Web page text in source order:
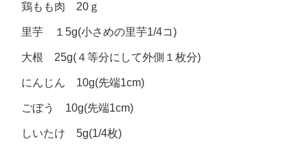
鶏もも肉 20ｇ
里芋 １5g(小さめの里芋1/4コ)
大根 25g(４等分にして外側１枚分)
にんじん 10g(先端1cm)
ごぼう 10g(先端1cm)
しいたけ 5g(1/4枚)